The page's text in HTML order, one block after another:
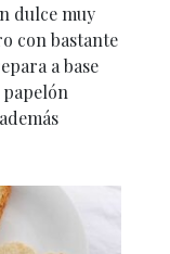
dulce muy
con bastante
a base